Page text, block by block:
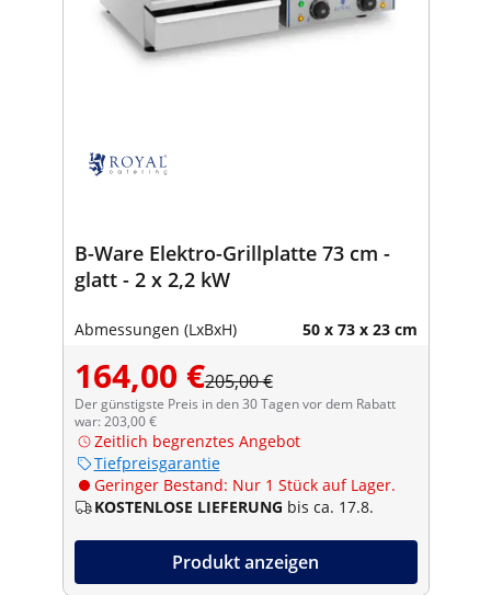
B-Ware Elektro-Grillplatte 73 cm -
glatt - 2 x 2,2 kW
Abmessungen (LxBxH) 50 x 73 x 23 cm
164,00 €205,00 €
Der günstigste Preis in den 30 Tagen vor dem Rabatt
war: 203,00 €
Zeitlich begrenztes Angebot
Tiefpreisgarantie
Geringer Bestand: Nur 1 Stück auf Lager.
KOSTENLOSE LIEFERUNG bis ca. 17.8.
Produkt anzeigen